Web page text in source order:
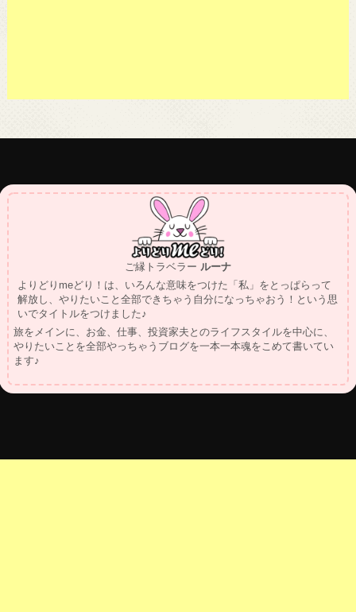
ご縁トラベラー ルーナ
よりどりmeどり！は、いろんな意味をつけた「私」をとっぱらって
解放し、やりたいこと全部できちゃう自分になっちゃおう！という思
いでタイトルをつけました♪
旅をメインに、お金、仕事、投資家夫とのライフスタイルを中心に、
やりたいことを全部やっちゃうブログを一本一本魂をこめて書いてい
ます♪